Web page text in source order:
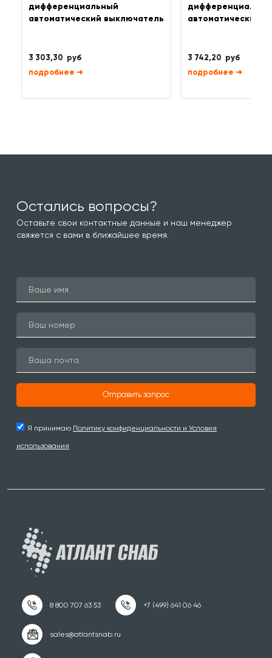
дифференциальный
автоматический выключатель
3 303,30 руб
➜
автоматический
3 742,20 руб
➜
Остались вопросы?
Оставьте свои контактные данные и наш менеджер
свяжется с вами в ближайшее время.
Отправить запрос
Я принимаю Политику конфиденциальности и Условия
использования